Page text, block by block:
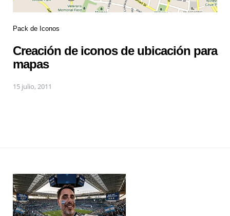
Pack de Iconos
Creación de iconos de ubicación para
mapas
15 julio, 2011